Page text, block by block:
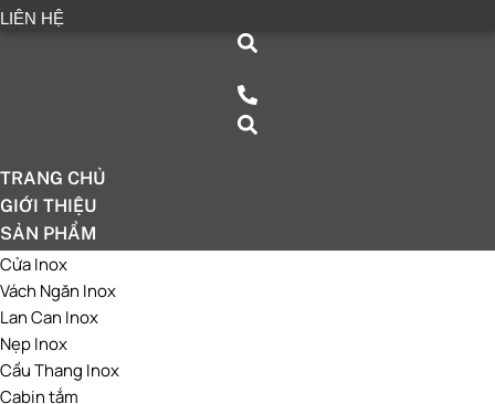
LIÊN HỆ
TRANG CHỦ
GIỚI THIỆU
SẢN PHẨM
Cửa Inox
Vách Ngăn Inox
Lan Can Inox
Nẹp Inox
Cầu Thang Inox
Cabin tắm